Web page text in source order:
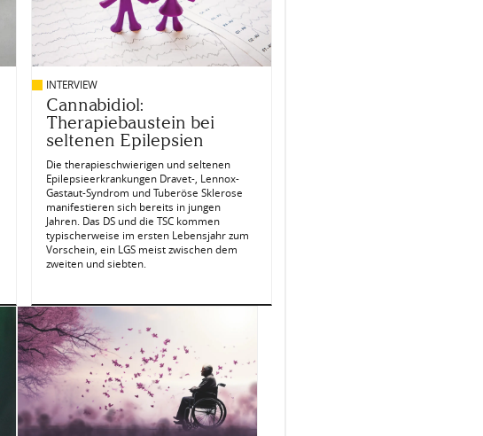
INTERVIEW
Cannabidiol:
Therapiebaustein bei
seltenen Epilepsien
Die therapieschwierigen und seltenen
Epilepsieerkrankungen Dravet-, Lennox-
Gastaut-Syndrom und Tuberöse Sklerose
manifestieren sich bereits in jungen
Jahren. Das DS und die TSC kommen
typischerweise im ersten Lebensjahr zum
Vorschein, ein LGS meist zwischen dem
zweiten und siebten.